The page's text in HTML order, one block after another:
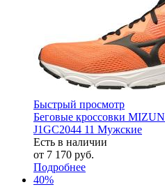
Быстрый просмотр
Беговые кроссовки
J1GC2044 11 Мужские
Есть в наличии
от 7 170 руб.
Подробнее
40%